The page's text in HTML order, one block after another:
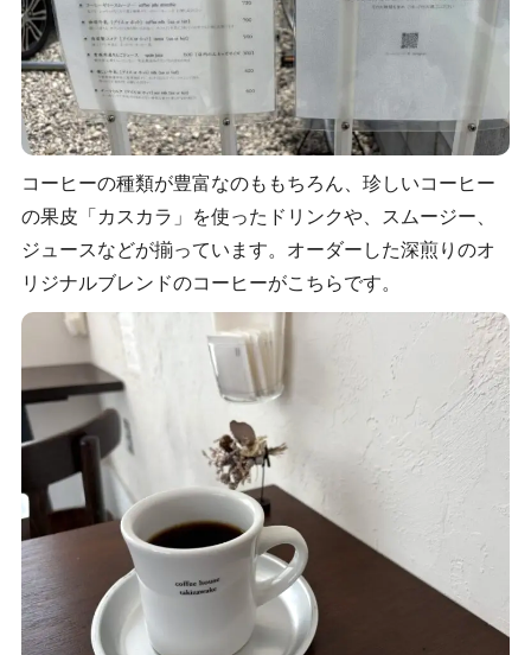
コーヒーの種類が豊富なのももちろん、珍しいコーヒー
の果皮「カスカラ」を使ったドリンクや、スムージー、
ジュースなどが揃っています。オーダーした深煎りのオ
リジナルブレンドのコーヒーがこちらです。